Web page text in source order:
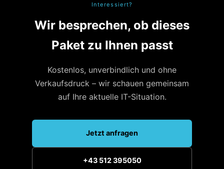
Interessiert?
Wir besprechen, ob dieses
Paket zu Ihnen passt
Kostenlos, unverbindlich und ohne
Verkaufsdruck – wir schauen gemeinsam
auf Ihre aktuelle IT-Situation.
Jetzt anfragen
+43 512 395050